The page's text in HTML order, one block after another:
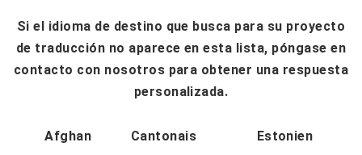
Si el idioma de destino que busca para su proyecto
de traducción no aparece en esta lista, póngase en
contacto con nosotros para obtener una respuesta
personalizada.
Afghan
Cantonais
Estonien